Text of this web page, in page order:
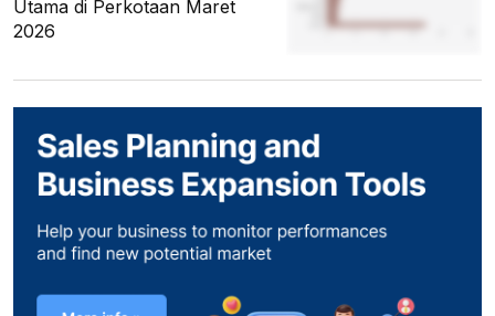
Utama di Perkotaan Maret
2026